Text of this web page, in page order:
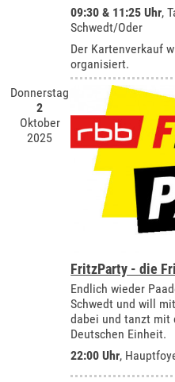
09:30 & 11:25 Uhr,
Schwedt/Oder
Der Kartenverkauf
organisiert.
Donnerstag
2
Oktober
2025
FritzParty - die
Endlich wieder
Schwedt und will
dabei und tanzt mit
Deutschen Einheit.
22:00 Uhr,